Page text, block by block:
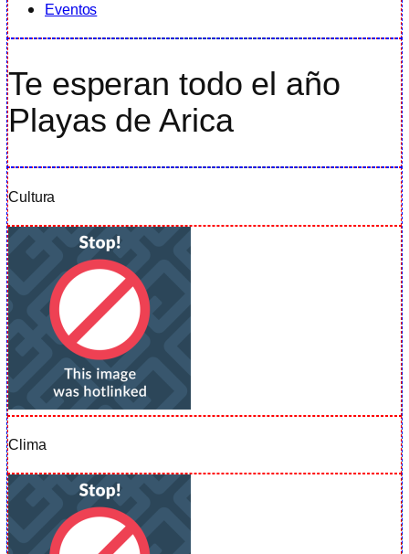
Eventos
Te esperan todo el año
Playas de Arica
Cultura
Clima